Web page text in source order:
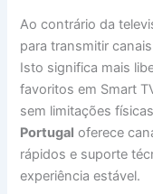
Ao contrário da
para transmitir
Isto significa mais
favoritos em Smart
sem limitações
Portugal oferece
rápidos e suporte
experiência estável.